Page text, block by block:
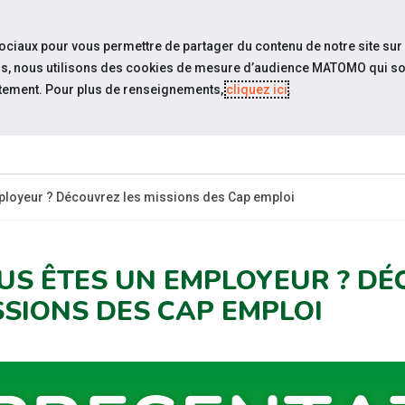
QUI SOMMES-
? Découvrez les missions des Cap emploi
ÊTES UN EMPLOYEUR ?
DES CAP EMPLOI
pour vous permettre de partager du contenu de notre site sur
nous utilisons des cookies de mesure d’audience MATOMO qui
Pour plus de renseignements,cliquez ici.